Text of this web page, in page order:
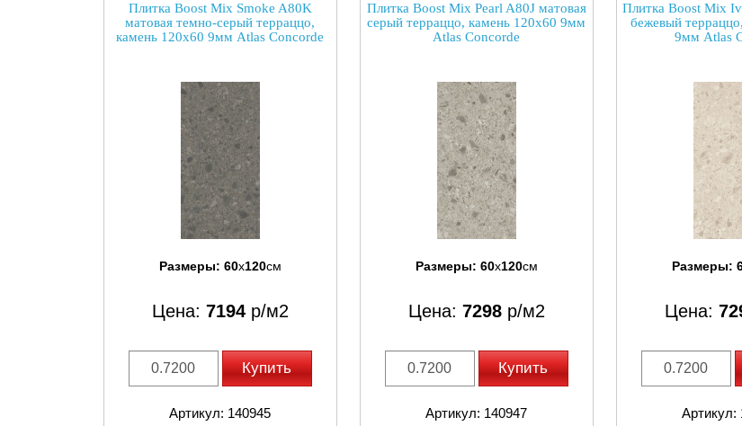
Плитка Boost Mix Smoke A80K
матовая темно-серый терраццо,
камень 120x60 9мм Atlas Concorde
Размеры: 60x120см
Цена: 7194р/м2
Купить
Артикул: 140945
Плитка Boost Mix Pearl A80J матовая
серый терраццо, камень 120x60 9мм
Atlas Concorde
Размеры: 60x120см
Цена: 7298р/м2
Купить
Артикул: 140947
Плитка Boost Mix
бежевый
9мм Atlas
Размеры:
Цена:
Артикул: